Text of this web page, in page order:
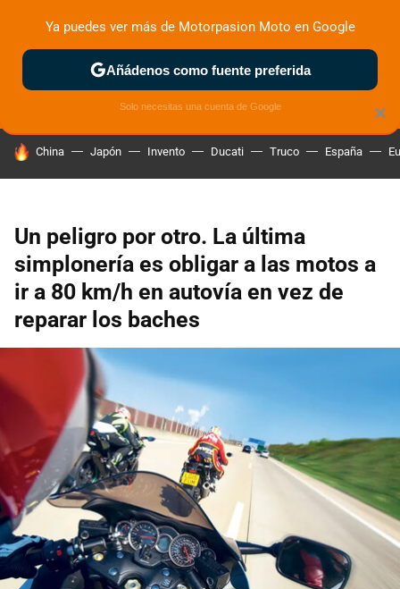
ZONA DE PRUEBAS DEPORTIVAS MOTOS ELÉCTRICAS
HOY SE HABLA DE
China Japón Invento Ducati Truco España
Un peligro por otro. La última
simplonería es obligar a las motos a
ir a 80 km/h en autovía en vez de
reparar los baches
×
Ya puedes ver más de Motorpasion Moto en Google
Añádenos como fuente preferida
Solo necesitas una cuenta de Google